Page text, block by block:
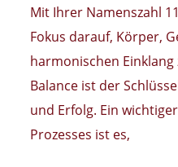
Mit Ihrer Namenszahl
Fokus darauf, Körper,
harmonischen
Balance ist der
und Erfolg. Ein
Prozesses ist es,